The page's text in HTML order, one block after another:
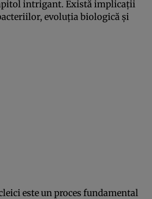
intrigant. Există implicații
evoluția biologică și
este un proces fundamental